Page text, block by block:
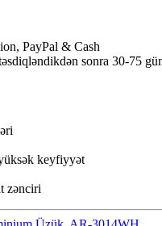
PayPal & Cash
sonra 30-75
keyfiyyət
zənciri